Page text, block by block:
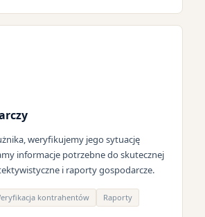
weryfikujemy jego sytuację
informacje potrzebne do skutecznej
i raporty gospodarcze.
kontrahentów Raporty